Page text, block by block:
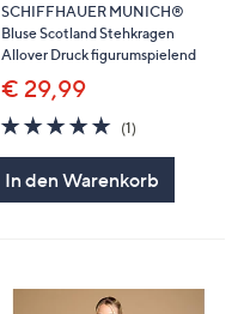
SCHIFFHAUER MUNICH®
Bluse Scotland Stehkragen
Allover Druck figurumspielend
€ 29,99
5.0
von
(1)1
In den Warenkorb